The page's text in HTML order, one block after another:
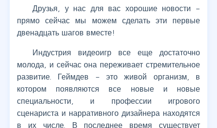
Друзья, у нас для вас хорошие новости –
прямо сейчас мы можем сделать эти первые
двенадцать шагов вместе!
Индустрия видеоигр все еще достаточно
молода, и сейчас она переживает стремительное
развитие. Геймдев – это живой организм, в
котором появляются все новые и новые
специальности, и профессии игрового
сценариста и нарративного дизайнера находятся
в их числе. В последнее время существует